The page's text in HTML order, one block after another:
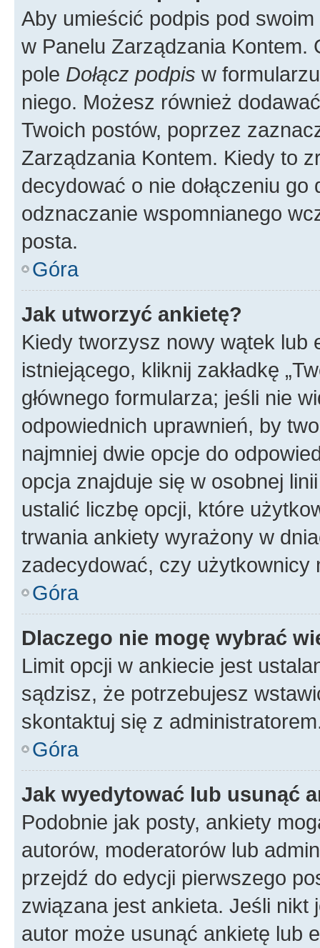
Aby umieścić podpis pod
w Panelu Zarządzania
pole Dołącz podpis w
niego. Możesz również
Twoich postów, poprzez
Zarządzania Kontem. Kiedy to
decydować o nie dołączeniu
odznaczanie wspomnianego
posta.
Góra
Jak utworzyć ankietę?
Kiedy tworzysz nowy wątek lub
istniejącego, kliknij zakładkę
głównego formularza; jeśli nie
odpowiednich uprawnień, by
najmniej dwie opcje do
opcja znajduje się w osobnej
ustalić liczbę opcji, które
trwania ankiety wyrażony w
zadecydować, czy użytkownicy
Góra
Dlaczego nie mogę wybrać
Limit opcji w ankiecie jest
sądzisz, że potrzebujesz
skontaktuj się z
Góra
Jak wyedytować lub usunąć
Podobnie jak posty, ankiety
autorów, moderatorów lub
przejdź do edycji pierwszego
związana jest ankieta. Jeśli nikt
autor może usunąć ankietę lub